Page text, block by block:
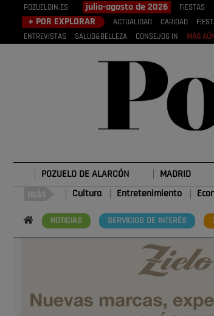
POZUELOIN.ES julio-agosto de 2026 FIESTAS
+ POR EXPLORAR ACTUALIDAD CARIDAD
ENTREVISTAS
SALUD&BELLEZA CONSEJOS IN MÁS AÚN
POZUELO DE ALARCÓN MADRID
Cultura Entretenimiento
NOTICIAS SERVICIOS DE INTERÉS